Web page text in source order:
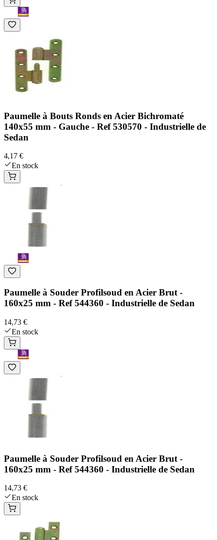
Paumelle à Bouts Ronds en Acier Bichromaté
140x55 mm - Gauche - Ref 530570 - Industrielle de
Sedan
4,17 €
En stock
Paumelle à Souder Profilsoud en Acier Brut -
160x25 mm - Ref 544360 - Industrielle de Sedan
14,73 €
En stock
Paumelle à Souder Profilsoud en Acier Brut -
160x25 mm - Ref 544360 - Industrielle de Sedan
14,73 €
En stock